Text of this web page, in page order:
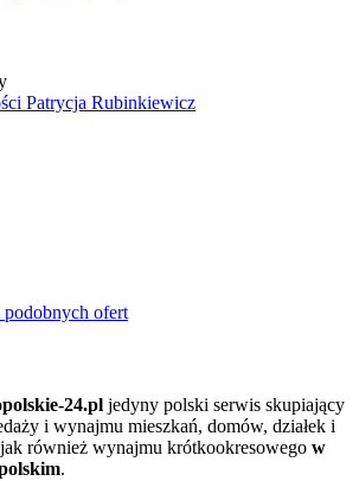
ofert
24.pl jedyny polski serwis skupiający
i wynajmu mieszkań, domów, działek i
również wynajmu krótkookresowego w
.